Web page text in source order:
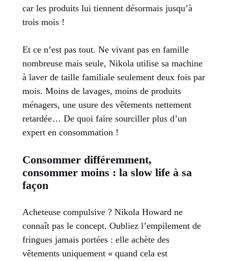
car les produits lui tiennent désormais jusqu’à
trois mois !
Et ce n’est pas tout. Ne vivant pas en famille
nombreuse mais seule, Nikola utilise sa machine
à laver de taille familiale seulement deux fois par
mois. Moins de lavages, moins de produits
ménagers, une usure des vêtements nettement
retardée… De quoi faire sourciller plus d’un
expert en consommation !
Consommer différemment,
consommer moins : la slow life à sa
façon
Acheteuse compulsive ? Nikola Howard ne
connaît pas le concept. Oubliez l’empilement de
fringues jamais portées : elle achète des
vêtements uniquement « quand cela est